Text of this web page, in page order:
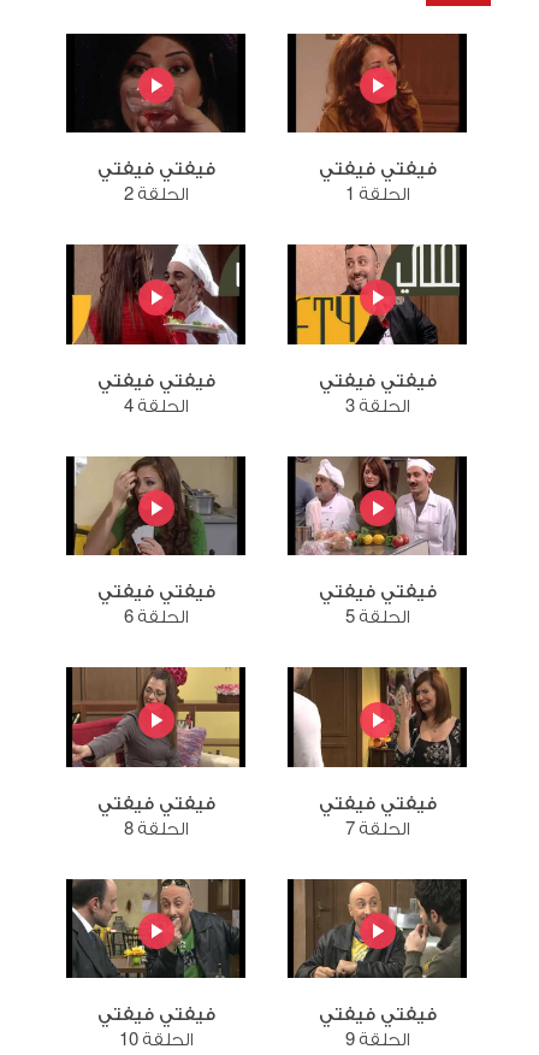
فيفتي فيفتي
الحلقة 1
فيفتي فيفتي
الحلقة 2
فيفتي فيفتي
الحلقة 3
فيفتي فيفتي
الحلقة 4
فيفتي فيفتي
الحلقة 5
فيفتي فيفتي
الحلقة 6
فيفتي فيفتي
الحلقة 7
فيفتي فيفتي
الحلقة 8
فيفتي فيفتي
الحلقة 9
فيفتي فيفتي
الحلقة 10